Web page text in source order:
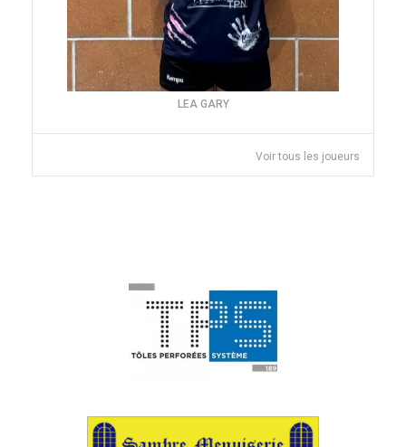
LEA GARY
Voir tous les joueurs